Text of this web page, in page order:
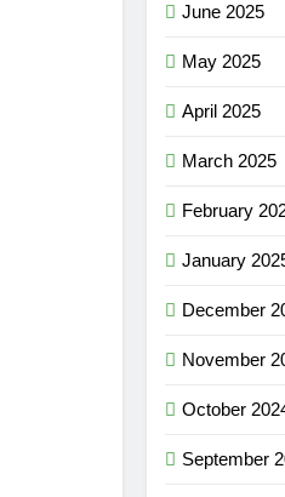
June 2025
May 2025
April 2025
March 2025
February
January
December
November
October
September